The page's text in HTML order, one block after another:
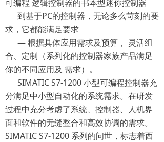
可编程 逻辑控制器的书本型迷你控制器
到基于PC的控制器，无论多么苛刻的要
求，它都能满足要求
— 根据具体应用需求及预算， 灵活组
合、定制（系列化的控制器家族产品满足
你的不同应用及 需求）。
SIMATIC S7-1200 小型可编程控制器充
分满足中小型自动化的系统需求。在研发
过程中充分考虑了系统、控制器、人机界
面和软件的无缝整合和高效协调的需求。
SIMATIC S7-1200 系列的问世，标志着西